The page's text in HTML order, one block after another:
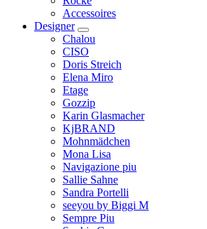
Accessoires
Designer
Chalou
CISO
Doris Streich
Elena Miro
Etage
Gozzip
Karin Glasmacher
KjBRAND
Mohnmädchen
Mona Lisa
Navigazione piu
Sallie Sahne
Sandra Portelli
seeyou by Biggi M
Sempre Piu